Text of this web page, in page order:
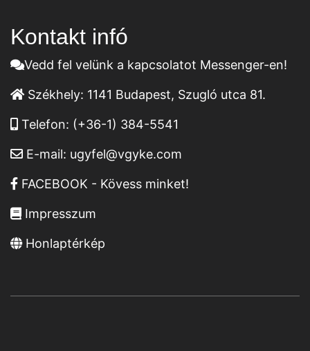
Kontakt infó
Vedd fel velünk a kapcsolatot Messenger-en!
Székhely: 1141 Budapest, Szugló utca 81.
Telefon: (+36-1) 384-5541
E-mail: ugyfel@vgyke.com
FACEBOOK - Kövess minket!
Impresszum
Honlaptérkép